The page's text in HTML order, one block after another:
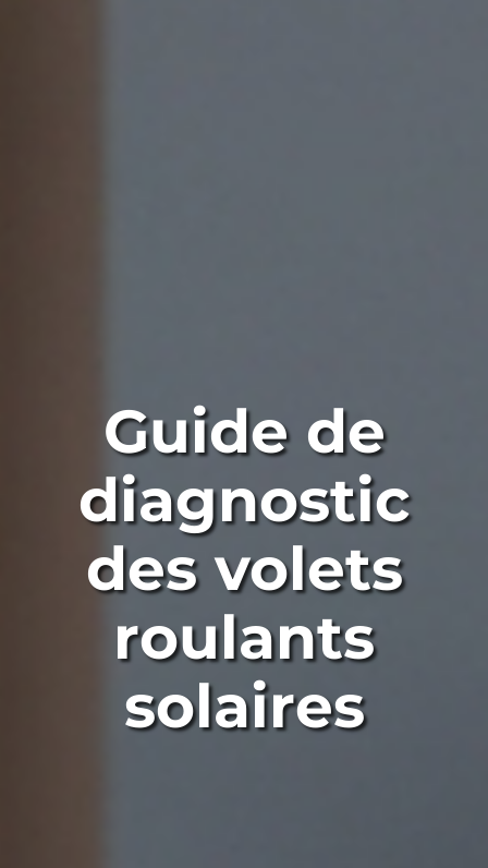
Guide de
diagnostic
des volets
roulants
solaires